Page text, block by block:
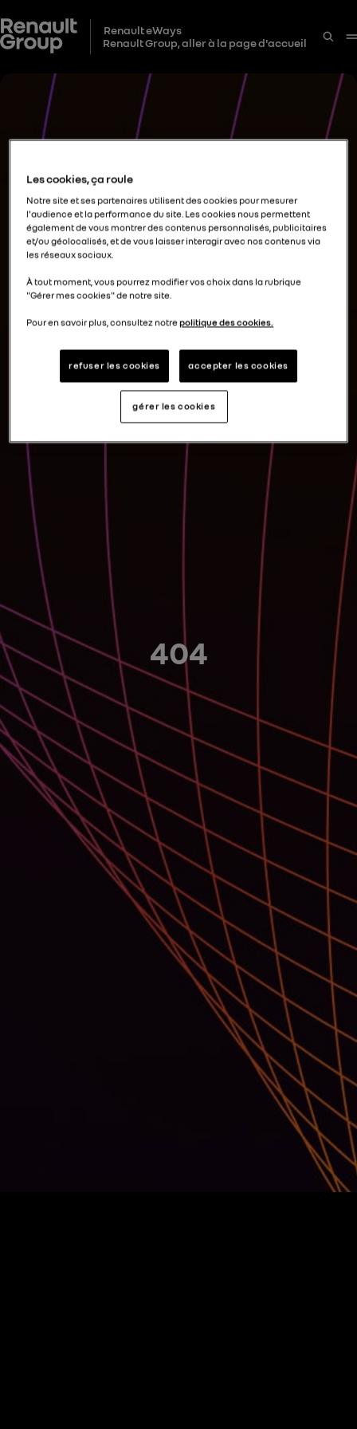
Renault eWays
Renault Group, aller à la page d'accueil
404
Les cookies, ça roule
Notre site et ses partenaires utilisent des cookies pour mesurer
l'audience et la performance du site. Les cookies nous permettent
également de vous montrer des contenus personnalisés, publicitaires
et/ou géolocalisés, et de vous laisser interagir avec nos contenus via
les réseaux sociaux.
À tout moment, vous pourrez modifier vos choix dans la rubrique
"Gérer mes cookies" de notre site.
Pour en savoir plus, consultez notrepolitique des cookies.
refuser les cookies accepter les cookies
gérer les cookies